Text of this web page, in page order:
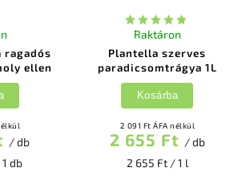
ragadós
ellen
/ db
db
Plantella szerves
paradicsomtrágya 1L
Raktáron
2 091 Ft ÁFA nélkül
2 655 Ft / db
2 655 Ft / 1 l
Kosárba